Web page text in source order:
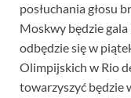
posłuchania głosu
Moskwy będzie
odbędzie się w
Olimpijskich w Rio
towarzyszyć będzie